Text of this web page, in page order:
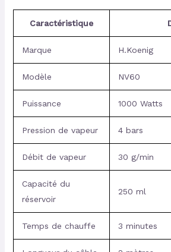
Caractéristique
Marque H.Koenig
Modèle NV60
Puissance 1000 Watts
Pression de vapeur 4 bars
Débit de vapeur 30 g/min
Capacité du
réservoir
250 ml
Temps de chauffe 3 minutes